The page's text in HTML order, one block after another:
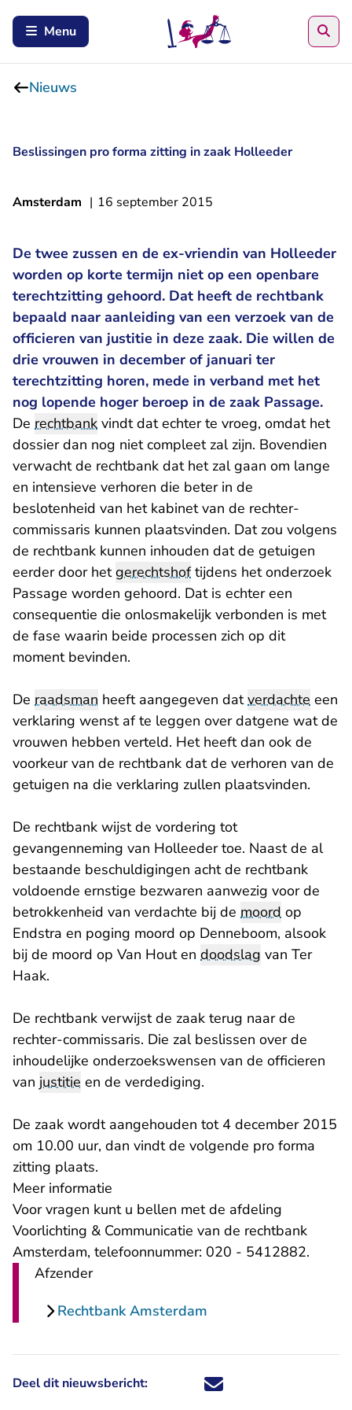
Menu
Nieuws
Beslissingen pro forma zitting in zaak Holleeder
Amsterdam | 16 september 2015
De twee zussen en de ex-vriendin van Holleeder
worden op korte termijn niet op een openbare
terechtzitting gehoord. Dat heeft de rechtbank
bepaald naar aanleiding van een verzoek van de
officieren van justitie in deze zaak. Die willen de
drie vrouwen in december of januari ter
terechtzitting horen, mede in verband met het
nog lopende hoger beroep in de zaak Passage.
De rechtbank vindt dat echter te vroeg, omdat het
dossier dan nog niet compleet zal zijn. Bovendien
verwacht de rechtbank dat het zal gaan om lange
en intensieve verhoren die beter in de
beslotenheid van het kabinet van de rechter-
commissaris kunnen plaatsvinden. Dat zou volgens
de rechtbank kunnen inhouden dat de getuigen
eerder door hetgerechtshoftijdens het onderzoek
Passage worden gehoord. Dat is echter een
consequentie die onlosmakelijk verbonden is met
de fase waarin beide processen zich op dit
moment bevinden.
De raadsman heeft aangegeven datverdachte een
verklaring wenst af te leggen over datgene wat de
vrouwen hebben verteld. Het heeft dan ook de
voorkeur van de rechtbank dat de verhoren van de
getuigen na die verklaring zullen plaatsvinden.
De rechtbank wijst de vordering tot
gevangenneming van Holleeder toe. Naast de al
bestaande beschuldigingen acht de rechtbank
voldoende ernstige bezwaren aanwezig voor de
betrokkenheid van verdachte bij de moord op
Endstra en poging moord op Denneboom, alsook
bij de moord op Van Hout en doodslag van Ter
Haak.
De rechtbank verwijst de zaak terug naar de
rechter-commissaris. Die zal beslissen over de
inhoudelijke onderzoekswensen van de officieren
van justitie en de verdediging.
De zaak wordt aangehouden tot 4 december 2015
om 10.00 uur, dan vindt de volgende pro forma
zitting plaats.
Meer informatie
Voor vragen kunt u bellen met de afdeling
Voorlichting & Communicatie van de rechtbank
Amsterdam, telefoonnummer: 020 - 5412882.
Afzender
Rechtbank Amsterdam
Deel dit nieuwsbericht: Deel dit nieuwsbericht via X -
Deel dit nieuwsbericht via
Deel dit nieuwsbericht
Deel dit